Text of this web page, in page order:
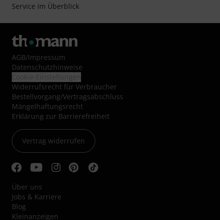
Service im Überblick
AGB/Impressum
Datenschutzhinweise
Widerrufsrecht für Verbraucher
Bestellvorgang/Vertragsabschluss
Mängelhaftungsrecht
Erklärung zur Barrierefreiheit
Vertrag widerrufen
Über uns
Jobs & Karriere
Blog
Kleinanzeigen